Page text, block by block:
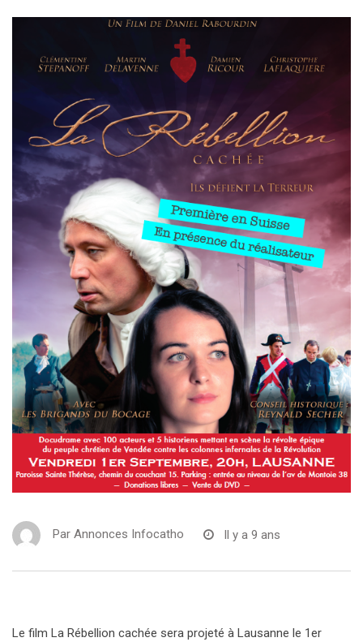
Par Annonces Infocatho Il y a 9 ans
Le film La Rébellion cachée sera projeté à Lausanne le 1er